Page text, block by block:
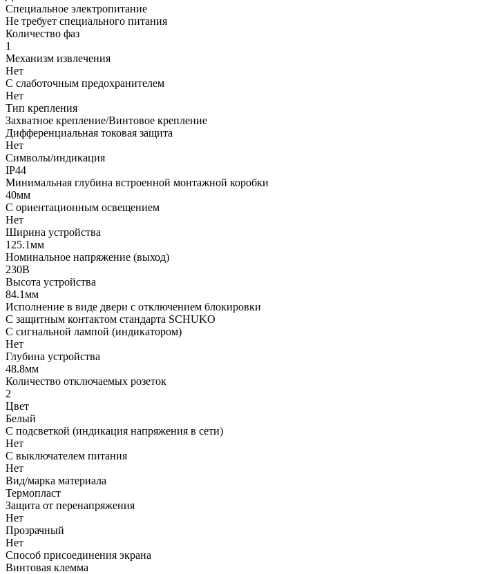
Cпециальное электропитание
Не требует специального питания
Количество фаз
1
Механизм извлечения
Нет
С слаботочным предохранителем
Нет
Тип крепления
Захватное крепление/Винтовое крепление
Дифференциальная токовая защита
Нет
Символы/индикация
IP44
Минимальная глубина встроенной монтажной коробки
40мм
С ориентационным освещением
Нет
Ширина устройства
125.1мм
Номинальное напряжение (выход)
230В
Высота устройства
84.1мм
Исполнение в виде двери с отключением блокировки
С защитным контактом стандарта SCHUKO
С сигнальной лампой (индикатором)
Нет
Глубина устройства
48.8мм
Количество отключаемых розеток
2
Цвет
Белый
С подсветкой (индикация напряжения в сети)
Нет
С выключателем питания
Нет
Вид/марка материала
Термопласт
Защита от перенапряжения
Нет
Прозрачный
Нет
Способ присоединения экрана
Винтовая клемма